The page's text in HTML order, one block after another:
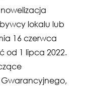
lokalu lub
16 czerwca
od 1 lipca 2022.
Gwarancyjnego,